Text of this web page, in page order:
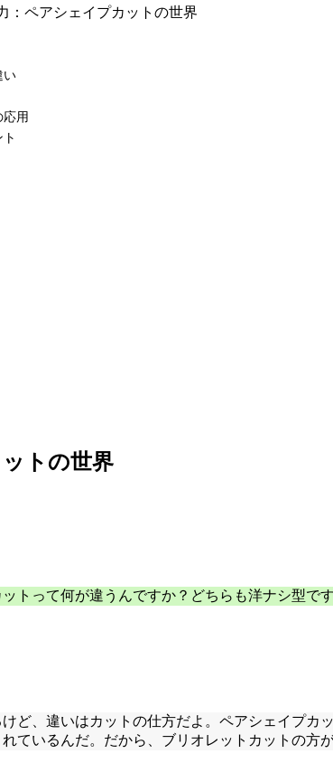
：ペアシェイプカットの世界
い
用
トの世界
トって何が違うんですか？どちらも洋ナシ型で
ど、違いはカットの仕方だよ。ペアシェイプ
ているんだ。だから、ブリオレットカットの方